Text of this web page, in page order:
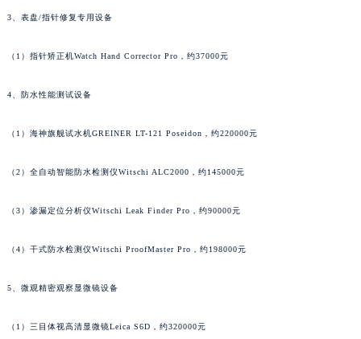
3、表盘/指针修复专用设备
（1）指针矫正机Watch Hand Corrector Pro，约37000元
4、防水性能测试设备
（1）海神旗舰试水机GREINER LT-121 Poseidon，约220000元
（2）全自动智能防水检测仪Witschi ALC2000，约145000元
（3）渗漏定位分析仪Witschi Leak Finder Pro，约90000元
（4）干式防水检测仪Witschi ProofMaster Pro，约198000元
5、微观精密观察显微镜设备
（1）三目体视高清显微镜Leica S6D，约320000元